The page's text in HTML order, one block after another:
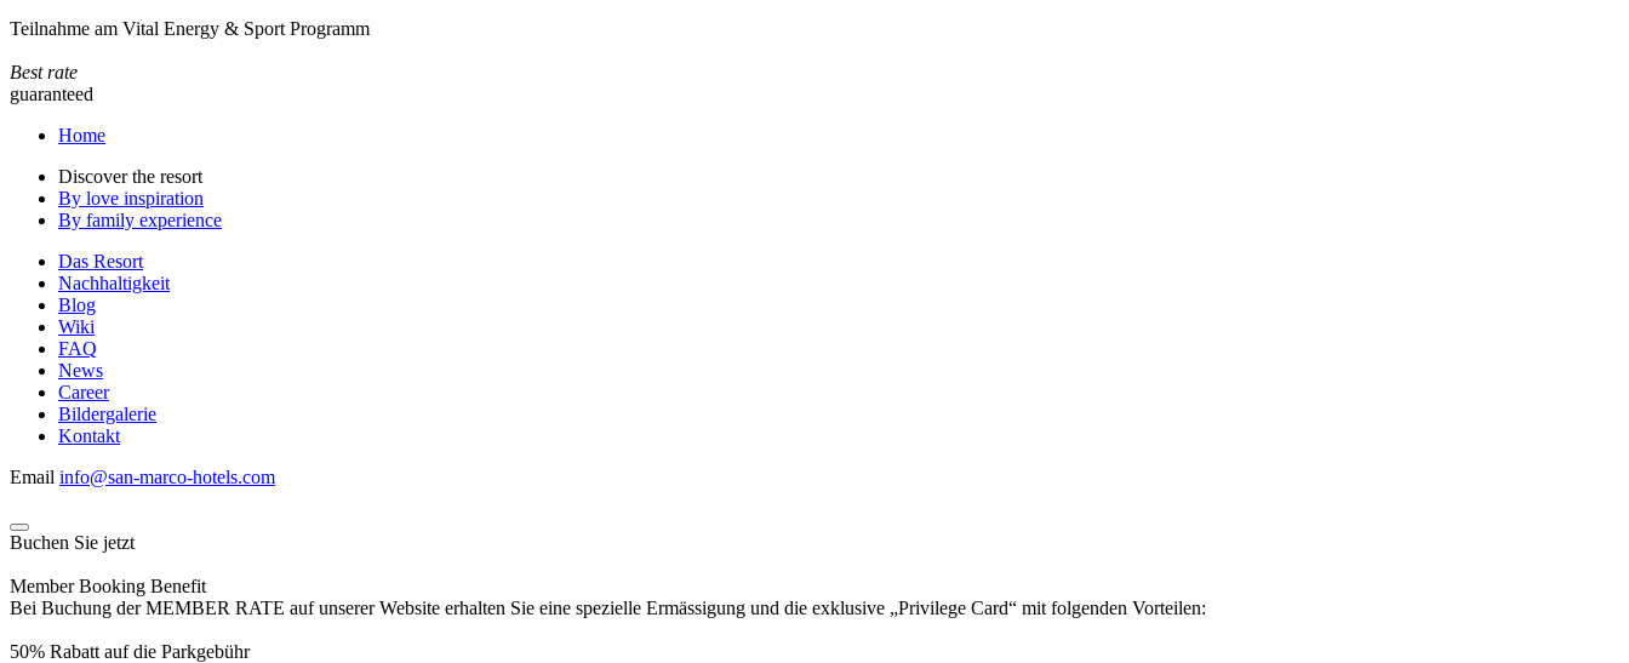
Teilnahme am Vital Energy & Sport Programm
Best rate
guaranteed
Home
Discover the resort
By love inspiration
By family experience
Das Resort
Nachhaltigkeit
Blog
Wiki
FAQ
News
Career
Bildergalerie
Kontakt
Email info@san-marco-hotels.com
Buchen Sie jetzt
Member Booking Benefit
Bei Buchung der MEMBER RATE auf unserer Website erhalten Sie eine spezielle Ermässigung und die exklusive „Privilege Card“ mit folgenden Vorteilen:
50% Rabatt auf die Parkgebühr